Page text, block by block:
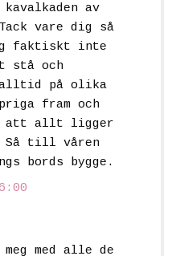
av
vare dig så
faktiskt inte
stå och
alltid på olika
fram och
att allt ligger
Så till våren
bords bygge.
med alle de